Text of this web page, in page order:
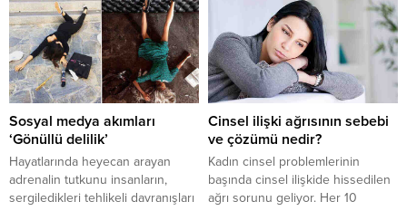
Rekonstrüktif Cerrahi Uzmanı Op.
Dr. Altuğhan Cahit Vural badem
göz estetiği olarak adlandırılan
işlemin de bu trendlerden bir
tanesi olduğunu ifade etti.
konferans yöntemiyle DSÖ
pandemi uzmanlarıyla toplantı
düzenledi.
Sosyal medya akımları
‘Gönüllü delilik’
Hayatlarında heyecan arayan
adrenalin tutkunu insanların,
sergiledikleri tehlikeli davranışları
Cinsel ilişki ağrısının sebebi
ve çözümü nedir?
Kadın cinsel problemlerinin
başında cinsel ilişkide hissedilen
ağrı sorunu geliyor. Her 10